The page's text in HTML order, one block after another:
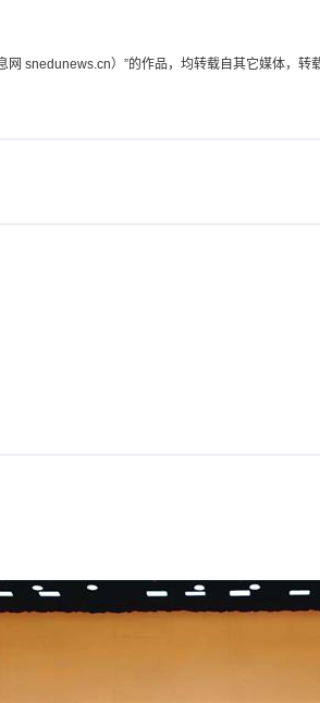
snedunews.cn）”的作品，均转载自其它媒体